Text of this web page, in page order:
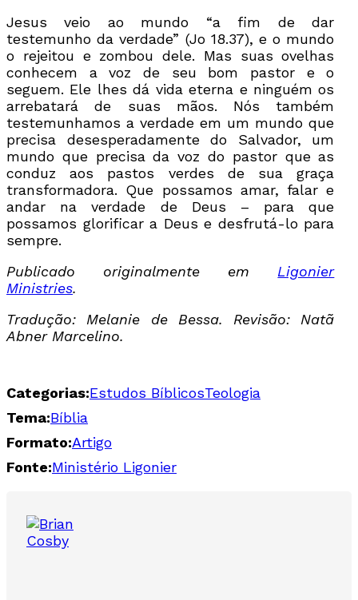
Jesus veio ao mundo “a fim de dar
testemunho da verdade” (Jo 18.37), e o mundo
o rejeitou e zombou dele. Mas suas ovelhas
conhecem a voz de seu bom pastor e o
seguem. Ele lhes dá vida eterna e ninguém os
arrebatará de suas mãos. Nós também
testemunhamos a verdade em um mundo que
precisa desesperadamente do Salvador, um
mundo que precisa da voz do pastor que as
conduz aos pastos verdes de sua graça
transformadora. Que possamos amar, falar e
andar na verdade de Deus – para que
possamos glorificar a Deus e desfrutá-lo para
sempre.
Publicado originalmente em Ligonier
Ministries.
Tradução: Melanie de Bessa. Revisão: Natã
Abner Marcelino.
Categorias:Estudos BíblicosTeologia
Tema:Bíblia
Formato:Artigo
Fonte:Ministério Ligonier